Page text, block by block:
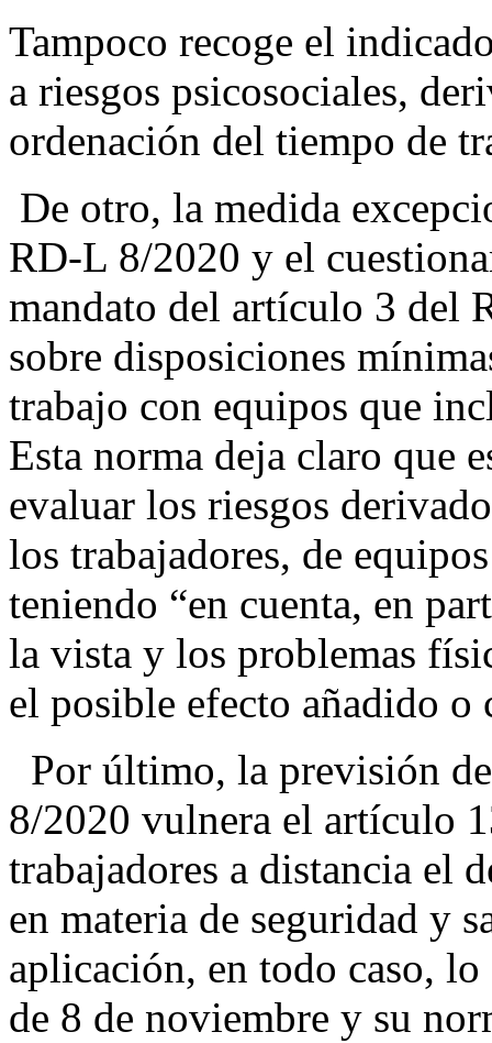
Tampoco recoge el
a riesgos psicosociales,
ordenación del tiempo de
De otro, la medida
RD-L 8/2020 y el
mandato del artículo 3 del
sobre disposiciones
trabajo con equipos que
Esta norma deja claro que
evaluar los riesgos
los trabajadores, de
teniendo “en cuenta, en
la vista y los problemas
el posible efecto añadido o
Por último, la previsión
8/2020 vulnera el artículo
trabajadores a distancia el
en materia de seguridad y
aplicación, en todo caso,
de 8 de noviembre y su